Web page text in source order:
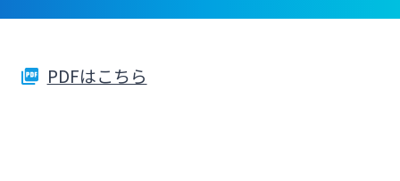
ログオン
法人向けインターネットバンキング
PDFはこちら